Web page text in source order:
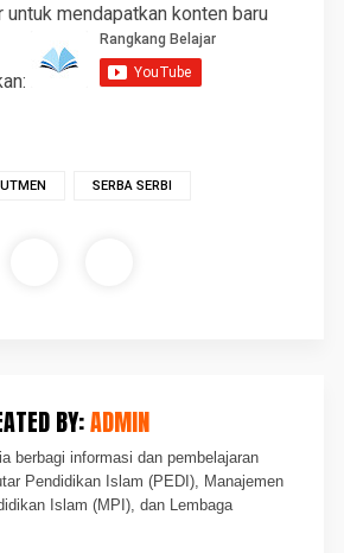
untuk mendapatkan konten baru
SERBA SERBI
BY:ADMIN
berbagi informasi dan pembelajaran
Pendidikan Islam (PEDI), Manajemen
Islam (MPI), dan Lembaga